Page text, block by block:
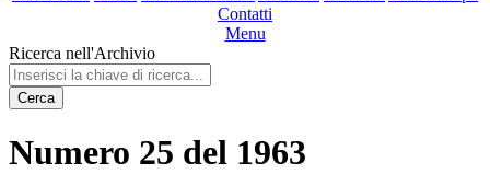
Contatti
Menu
Ricerca nell'Archivio
Cerca
Numero 25 del 1963